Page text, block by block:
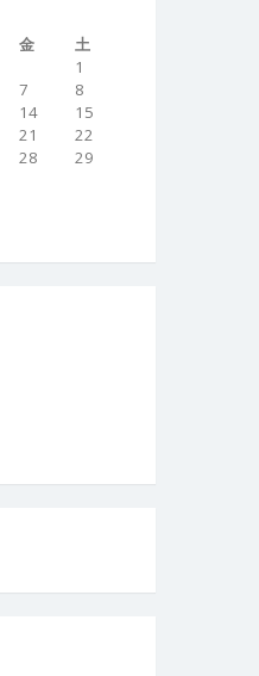
金
土
1
7
8
14
15
21
22
28
29